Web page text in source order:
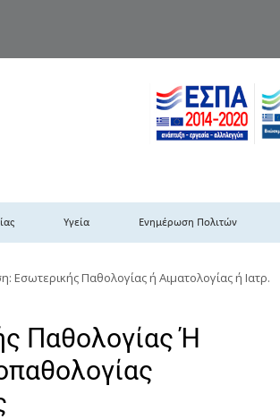
Περιφέρεια Πελοποννήσου- Ιονίων
Υγεία Ενημέρωση Πολιτών
Εσωτερικής Παθολογίας ή Αιματολογίας ή Ιατρ.
Παθολογίας Ή